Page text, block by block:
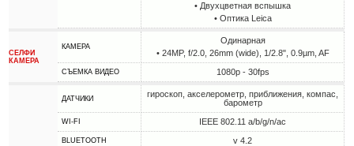
• Двухцветная вспышка
• Оптика Leica
СЕЛФИ
КАМЕРА
КАМЕРА
Одинарная
• 24MP, f/2.0, 26mm (wide), 1/2.8", 0.9µm, AF
СЪЕМКА ВИДЕО 1080p - 30fps
ДАТЧИКИ
гироскоп, акселерометр, приближения, компас,
барометр
WI-FI IEEE 802.11 a/b/g/n/ac
BLUETOOTH v 4.2